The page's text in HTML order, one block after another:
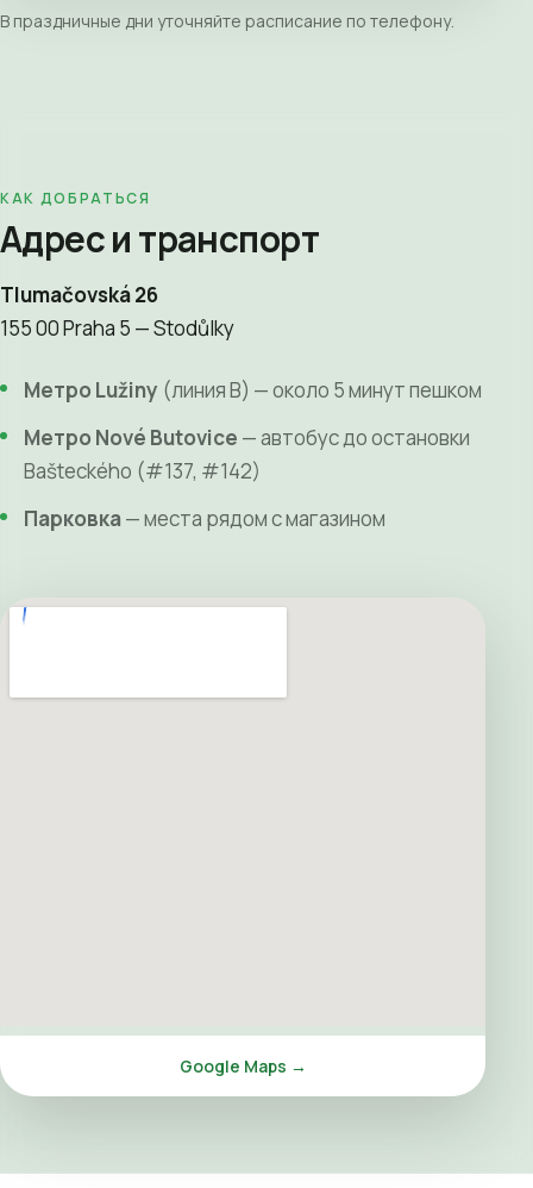
В праздничные дни уточняйте расписание по телефону.
КАК ДОБРАТЬСЯ
Адрес и транспорт
Tlumačovská 26
155 00 Praha 5 — Stodůlky
Метро Lužiny (линия B) — около 5 минут пешком
Метро Nové Butovice — автобус до остановки
Bašteckého (#137, #142)
Парковка — места рядом с магазином
Google Maps →